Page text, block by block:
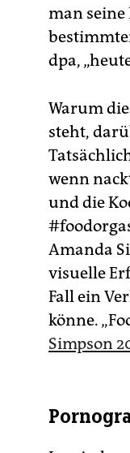
man
dpa,
Warum
steht,
wenn
und die
Amanda
visuelle
Fall ein
könne.
Simpson